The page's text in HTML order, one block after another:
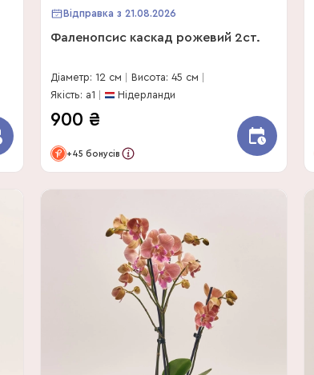
Відправка з 21.08.2026
Фаленопсис каскад рожевий 2ст.
Діаметр: 12 см
Висота: 45 см
Якість: a1
Нідерланди
900 ₴
+45 бонусів